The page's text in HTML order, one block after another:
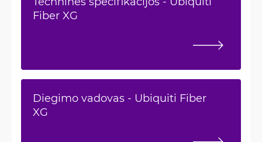
Fiber XG
Diegimo vadovas - Ubiquiti Fiber
XG